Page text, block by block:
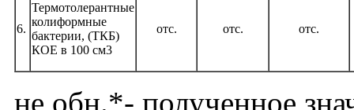
6.
Термотолерантные
колиформные
бактерии, (ТКБ)
КОЕ в 100 см3
отс. отс. отс.
не обн.*- полученное